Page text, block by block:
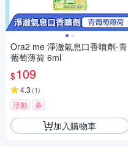
Ora2 me 淨澈氣息口香噴劑-青
葡萄薄荷 6ml
$109
4.3 (1)
活動 券
加入購物車